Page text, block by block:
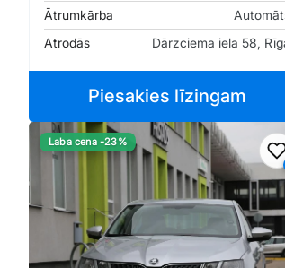
Ātrumkārba
Atrodās
Dārzciema iela 58,
Piesakies līzingam
Laba cena -23%